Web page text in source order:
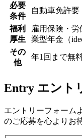
必要
条件
自動車免許要
福利
厚生
雇用保険・
業型年金（
その
他
年1回まで無
Entry エント
エントリーフォーム
のご応募を心よりお